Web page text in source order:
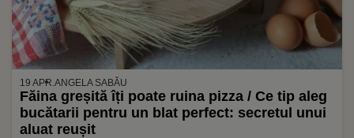
19 APR.ANGELA SABĂU
Făina greșită îți poate ruina pizza / Ce tip aleg
bucătarii pentru un blat perfect: secretul unui
aluat reușit